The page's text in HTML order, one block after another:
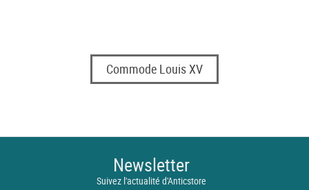
Commode Louis XV
Newsletter
Suivez l'actualité d'Anticstore